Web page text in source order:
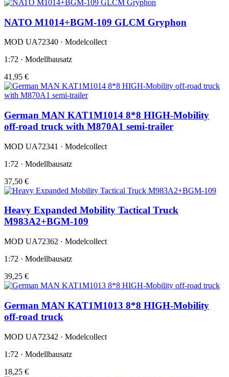
NATO M1014+BGM-109 GLCM Gryphon
MOD UA72340 · Modelcollect
1:72 · Modellbausatz
41,95 €
German MAN KAT1M1014 8*8 HIGH-Mobility
off-road truck with M870A1 semi-trailer
MOD UA72341 · Modelcollect
1:72 · Modellbausatz
37,50 €
Heavy Expanded Mobility Tactical Truck
M983A2+BGM-109
MOD UA72362 · Modelcollect
1:72 · Modellbausatz
39,25 €
German MAN KAT1M1013 8*8 HIGH-Mobility
off-road truck
MOD UA72342 · Modelcollect
1:72 · Modellbausatz
18,25 €